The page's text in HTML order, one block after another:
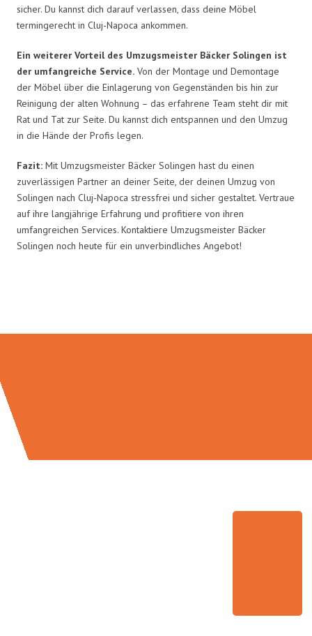
sicher. Du kannst dich darauf verlassen, dass deine Möbel
termingerecht in Cluj-Napoca ankommen.
Ein weiterer Vorteil des Umzugsmeister Bäcker Solingen ist
der umfangreiche Service. Von der Montage und Demontage
der Möbel über die Einlagerung von Gegenständen bis hin zur
Reinigung der alten Wohnung – das erfahrene Team steht dir mit
Rat und Tat zur Seite. Du kannst dich entspannen und den Umzug
in die Hände der Profis legen.
Fazit: Mit Umzugsmeister Bäcker Solingen hast du einen
zuverlässigen Partner an deiner Seite, der deinen Umzug von
Solingen nach Cluj-Napoca stressfrei und sicher gestaltet. Vertraue
auf ihre langjährige Erfahrung und profitiere von ihren
umfangreichen Services. Kontaktiere Umzugsmeister Bäcker
Solingen noch heute für ein unverbindliches Angebot!